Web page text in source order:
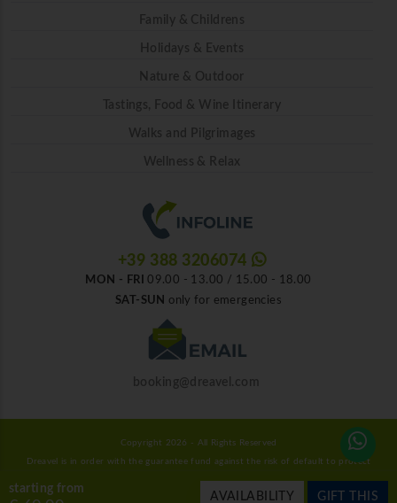
starting from
AVAILABILITY GIFT THIS
Family & Childrens
Holidays & Events
Nature & Outdoor
Tastings, Food & Wine Itinerary
Walks and Pilgrimages
Wellness & Relax
+39 388 3206074
MON - FRI
09.00 - 13.00 / 15.00 - 18.00
SAT-SUN
only for emergencies
booking@dreavel.com
Copyright 2026 - All Rights Reserved
Dreavel is in order with the guarantee fund against the risk of default to protect